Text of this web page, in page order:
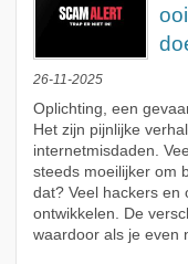
26-11-2025
Oplichting, een
Het zijn pijnlijke
internetmisdaden.
steeds moeilijker om
dat? Veel hackers en
ontwikkelen. De
waardoor als je even